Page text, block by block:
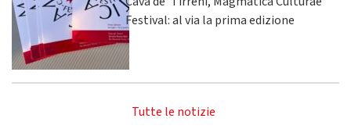
Festival: al via la prima edizione
Tutte le notizie